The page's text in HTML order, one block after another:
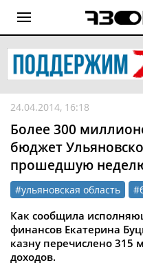
24.04.2014, 16:18
Более 300
бюджет
прошедшую
#ульяновская область
Как сообщила
финансов Екатерина
казну перечислено 315
доходов.